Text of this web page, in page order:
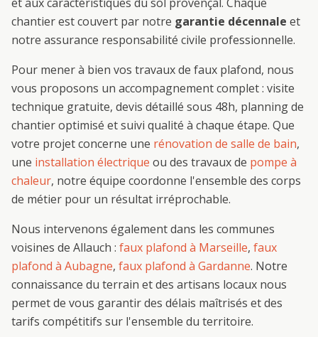
chantier est couvert par notre garantie décennale et
notre assurance responsabilité civile professionnelle.
Pour mener à bien vos travaux de faux plafond, nous
vous proposons un accompagnement complet : visite
technique gratuite, devis détaillé sous 48h, planning de
chantier optimisé et suivi qualité à chaque étape. Que
votre projet concerne une rénovation de salle de bain,
une installation électrique ou des travaux de pompe à
chaleur, notre équipe coordonne l'ensemble des corps
de métier pour un résultat irréprochable.
Nous intervenons également dans les communes
voisines de Allauch : faux plafond à Marseille, faux
plafond à Aubagne, faux plafond à Gardanne. Notre
connaissance du terrain et des artisans locaux nous
permet de vous garantir des délais maîtrisés et des
tarifs compétitifs sur l'ensemble du territoire.